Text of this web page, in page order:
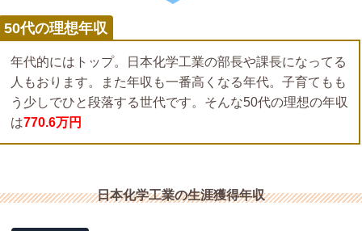
50代の理想年収
年代的にはトップ。日本化学工業の部長や課長になってる
人もおります。また年収も一番高くなる年代。子育てもも
う少しでひと段落する世代です。そんな50代の理想の年収
は770.6万円
日本化学工業の生涯獲得年収